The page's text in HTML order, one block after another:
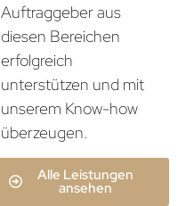
Auftraggeber aus
diesen Bereichen
erfolgreich
unterstützen und mit
unserem Know-how
überzeugen.
Alle Leistungen
ansehen